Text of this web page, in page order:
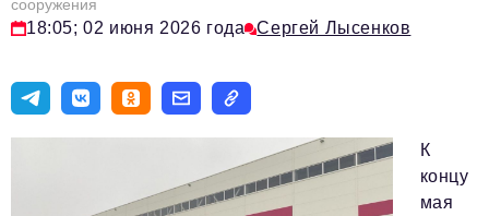
Технологии и тренды
Импортозамещение
Авторские материалы
сооружения
18:05; 02 июня 2026 года Сергей Лысенков
К
концу
мая